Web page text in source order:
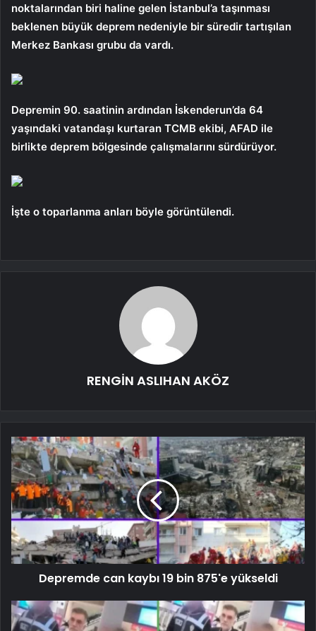
noktalarından biri haline gelen İstanbul’a taşınması
beklenen büyük deprem nedeniyle bir süredir tartışılan
Merkez Bankası grubu da vardı.
Depremin 90. saatinin ardından İskenderun’da 64
yaşındaki vatandaşı kurtaran TCMB ekibi, AFAD ile
birlikte deprem bölgesinde çalışmalarını sürdürüyor.
İşte o toparlanma anları böyle görüntülendi.
RENGİN ASLIHAN AKÖZ
Depremde can kaybı 19 bin 875'e yükseldi